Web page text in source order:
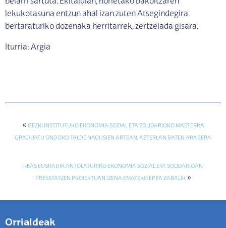
lekukotasuna entzun ahal izan zuten Atsegindegira
bertaraturiko dozenaka herritarrek, zertzelada gisara.
Iturria: Argia
« GEZKI INSTITUTUKO EKONOMIA SOZIAL ETA SOLIDARIOKO MASTERRA
GRADUATU ONDOKO TALDE NAGUSIEN ARTEAN, AZTERLAN BATEN ARABERA
REAS EUSKADIK ANTOLATURIKO EKONOMIA SOZIAL ETA SOLIDARIOAN
PRESSTATZEN PROIEKTUAN IZENA EMATEKO EPEA ZABALIK»
Orrialdeak